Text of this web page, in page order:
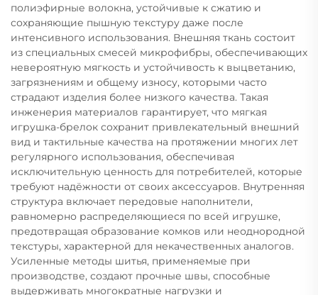
полиэфирные волокна, устойчивые к сжатию и
сохраняющие пышную текстуру даже после
интенсивного использования. Внешняя ткань состоит
из специальных смесей микрофибры, обеспечивающих
невероятную мягкость и устойчивость к выцветанию,
загрязнениям и общему износу, которыми часто
страдают изделия более низкого качества. Такая
инженерия материалов гарантирует, что мягкая
игрушка-брелок сохранит привлекательный внешний
вид и тактильные качества на протяжении многих лет
регулярного использования, обеспечивая
исключительную ценность для потребителей, которые
требуют надёжности от своих аксессуаров. Внутренняя
структура включает передовые наполнители,
равномерно распределяющиеся по всей игрушке,
предотвращая образование комков или неоднородной
текстуры, характерной для некачественных аналогов.
Усиленные методы шитья, применяемые при
производстве, создают прочные швы, способные
выдерживать многократные нагрузки и